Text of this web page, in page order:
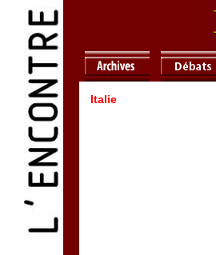
Italie